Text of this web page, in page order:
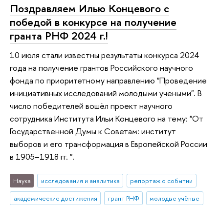
Поздравляем Илью Концевого с
победой в конкурсе на получение
гранта РНФ 2024 г.!
10 июля стали известны результаты конкурса 2024
года на получение грантов Российского научного
фонда по приоритетному направлению "Проведение
инициативных исследований молодыми учеными". В
число победителей вошёл проект научного
сотрудника Института Ильи Концевого на тему: "От
Государственной Думы к Советам: институт
выборов и его трансформация в Европейской России
в 1905–1918 гг. ".
Наука исследования и аналитика
репортаж о событии
академические достижения
грант РНФ молодые учёные